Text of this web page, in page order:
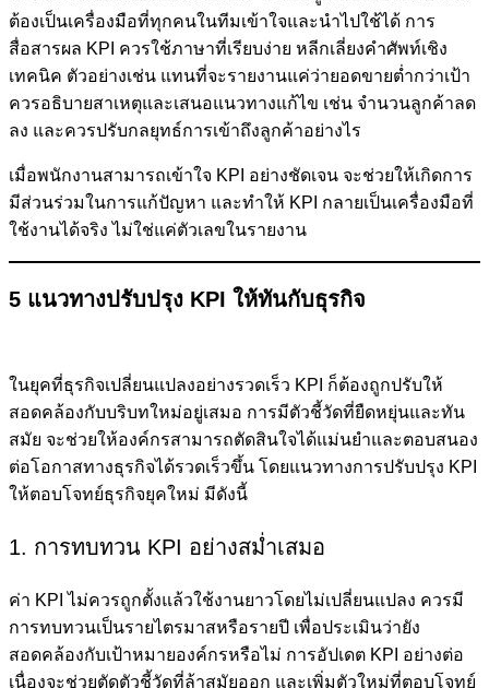
ต้องเป็นเครื่องมือที่ทุกคนในทีมเข้าใจและนำไปใช้ได้ การ
สื่อสารผล KPI ควรใช้ภาษาที่เรียบง่าย หลีกเลี่ยงคำศัพท์เชิง
เทคนิค ตัวอย่างเช่น แทนที่จะรายงานแค่ว่ายอดขายต่ำกว่าเป้า
ควรอธิบายสาเหตุและเสนอแนวทางแก้ไข เช่น จำนวนลูกค้าลด
ลง และควรปรับกลยุทธ์การเข้าถึงลูกค้าอย่างไร
เมื่อพนักงานสามารถเข้าใจ KPI อย่างชัดเจน จะช่วยให้เกิดการ
มีส่วนร่วมในการแก้ปัญหา และทำให้ KPI กลายเป็นเครื่องมือที่
ใช้งานได้จริง ไม่ใช่แค่ตัวเลขในรายงาน
5 แนวทางปรับปรุง KPI ให้ทันกับธุรกิจ
ในยุคที่ธุรกิจเปลี่ยนแปลงอย่างรวดเร็ว KPI ก็ต้องถูกปรับให้
สอดคล้องกับบริบทใหม่อยู่เสมอ การมีตัวชี้วัดที่ยืดหยุ่นและทัน
สมัย จะช่วยให้องค์กรสามารถตัดสินใจได้แม่นยำและตอบสนอง
ต่อโอกาสทางธุรกิจได้รวดเร็วขึ้น โดยแนวทางการปรับปรุง KPI
ให้ตอบโจทย์ธุรกิจยุคใหม่ มีดังนี้
1. การทบทวน KPI อย่างสม่ำเสมอ
ค่า KPI ไม่ควรถูกตั้งแล้วใช้งานยาวโดยไม่เปลี่ยนแปลง ควรมี
การทบทวนเป็นรายไตรมาสหรือรายปี เพื่อประเมินว่ายัง
สอดคล้องกับเป้าหมายองค์กรหรือไม่ การอัปเดต KPI อย่างต่อ
เนื่องจะช่วยตัดตัวชี้วัดที่ล้าสมัยออก และเพิ่มตัวใหม่ที่ตอบโจทย์